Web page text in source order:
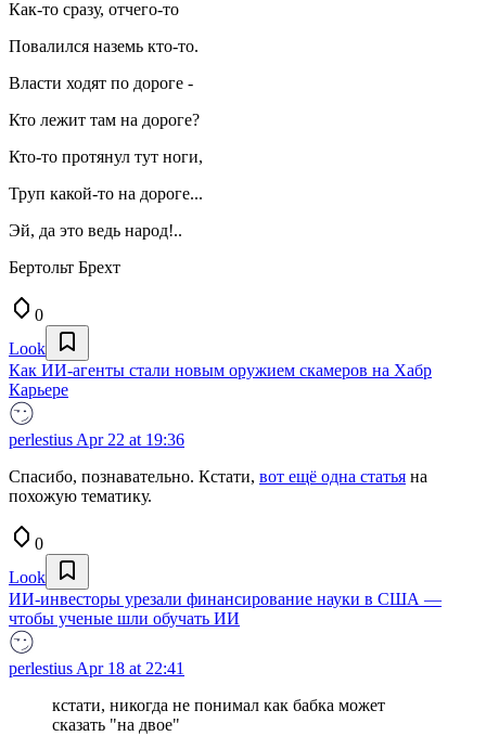
Как-то сразу, отчего-то
Повалился наземь кто-то.
Власти ходят по дороге -
Кто лежит там на дороге?
Кто-то протянул тут ноги,
Труп какой-то на дороге...
Эй, да это ведь народ!..
Бертольт Брехт
0
Look
Как ИИ-агенты стали новым оружием скамеров на Хабр
Карьере
perlestius Apr 22 at 19:36
Спасибо, познавательно. Кстати, вот ещё одна статья на
похожую тематику.
0
Look
ИИ-инвесторы урезали финансирование науки в США —
чтобы ученые шли обучать ИИ
perlestius Apr 18 at 22:41
кстати, никогда не понимал как бабка может
сказать "на двое"